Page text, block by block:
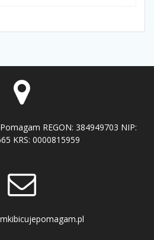
REGON: 384949703 NIP:
KRS: 0000815959